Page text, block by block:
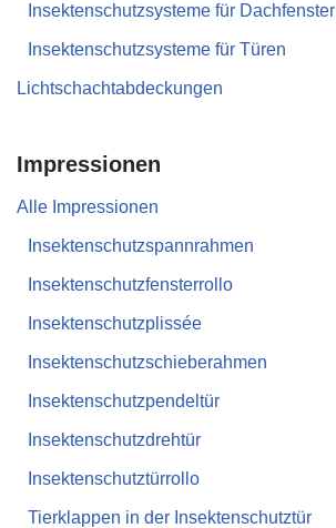
Insektenschutzsysteme für Dachfenster
Insektenschutzsysteme für Türen
Lichtschachtabdeckungen
Impressionen
Alle Impressionen
Insektenschutzspannrahmen
Insektenschutzfensterrollo
Insektenschutzplissée
Insektenschutzschieberahmen
Insektenschutzpendeltür
Insektenschutzdrehtür
Insektenschutztürrollo
Tierklappen in der Insektenschutztür